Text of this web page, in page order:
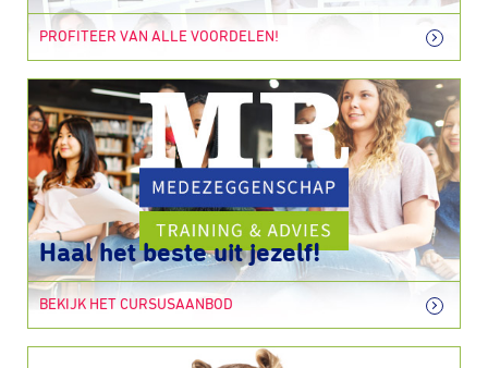
PROFITEER VAN ALLE VOORDELEN!
Haal het beste uit jezelf!
BEKIJK HET CURSUSAANBOD